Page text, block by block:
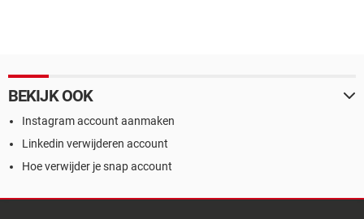
BEKIJK OOK
Instagram account aanmaken
Linkedin verwijderen account
Hoe verwijder je snap account